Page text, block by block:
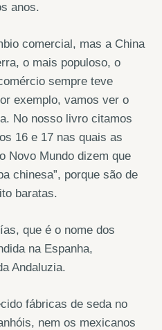
anos.
comercial, mas a China
o mais populoso, o
sempre teve
exemplo, vamos ver o
No nosso livro citamos
16 e 17 nas quais as
Novo Mundo dizem que
chinesa”, porque são de
baratas.
que é o nome dos
na Espanha,
Andaluzia.
fábricas de seda no
nem os mexicanos